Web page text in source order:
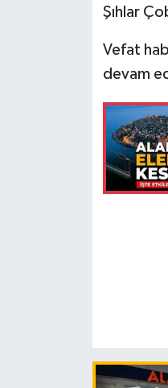
Şıhlar
Vefat
devam